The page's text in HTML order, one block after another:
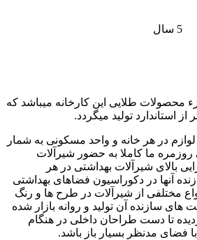
5 سال
طلایی این کارخانه میباشد که
در هر خانه و واحد مسکونی به شمار
ما کاملا به حضور شیرآلات
بالای شیرآلات بهداشتی در هر
آنها در دکوراسیون فضاهای بهداشتی
مختلفی از شیرآلات در طرح ها و رنگ
سازنده آن تولید و روانه بازار شده
تا دست طراحان داخلی در هنگام
فضای مدنظر بسیار باز باشد.